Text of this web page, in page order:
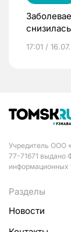
17:01 /
Учредитель ООО
77-71671 выдано
информационных
Разделы
Новости